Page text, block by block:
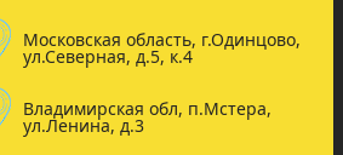
Московская область, г.Одинцово,
ул.Северная, д.5, к.4
Владимирская обл, п.Мстера,
ул.Ленина, д.3